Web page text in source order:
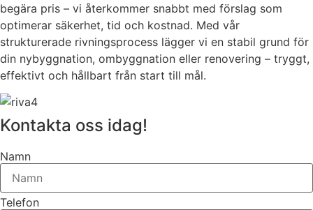
begära pris – vi återkommer snabbt med förslag som
optimerar säkerhet, tid och kostnad. Med vår
strukturerade rivningsprocess lägger vi en stabil grund för
din nybyggnation, ombyggnation eller renovering – tryggt,
effektivt och hållbart från start till mål.
Kontakta oss idag!
Namn
Telefon